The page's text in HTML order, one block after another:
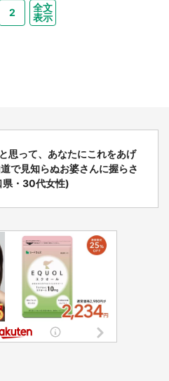
2
全文
表示
思って、あなたにこれをあげ
で見知らぬお婆さんに握らさ
県・30代女性)